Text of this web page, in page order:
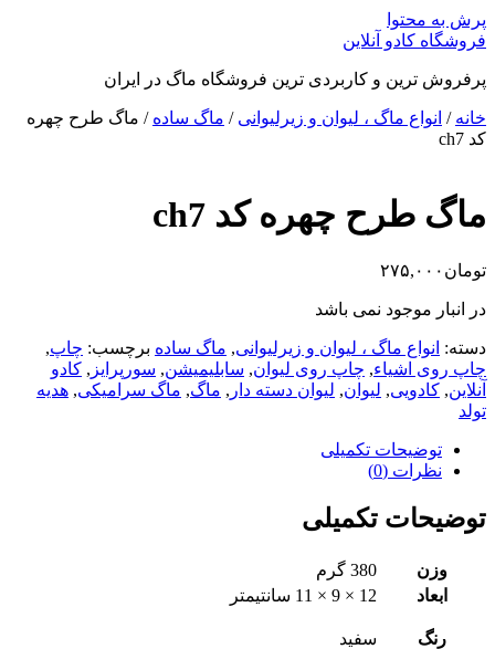
پرش به محتوا
فروشگاه کادو آنلاین
پرفروش ترین و کاربردی ترین فروشگاه ماگ در ایران
خانه / انواع ماگ ، لیوان و زیرلیوانی / ماگ ساده / ماگ طرح چهره
کد ch7
ماگ طرح چهره کد ch7
تومان ۲۷۵,۰۰۰
در انبار موجود نمی باشد
دسته: انواع ماگ ، لیوان و زیرلیوانی, ماگ ساده برچسب: چاپ,
چاپ روی اشیاء, چاپ روی لیوان, سابلیمیشن, سورپرایز , کادو
آنلاین, کادویی, لیوان, لیوان دسته دار , ماگ, ماگ سرامیکی, هدیه
تولد
توضیحات تکمیلی
نظرات (0)
توضیحات تکمیلی
وزن
380 گرم
ابعاد
12 × 9 × 11 سانتیمتر
رنگ سفید